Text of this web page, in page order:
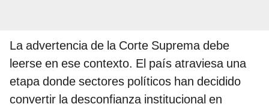
La advertencia de la Corte Suprema debe
leerse en ese contexto. El país atraviesa una
etapa donde sectores políticos han decidido
convertir la desconfianza institucional en